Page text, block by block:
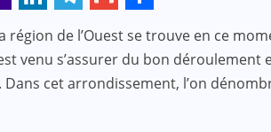
LinkedIn
Telegram
GmailShare
région de l’Ouest se trouve en ce
venu s’assurer du bon
Dans cet arrondissement, l’on